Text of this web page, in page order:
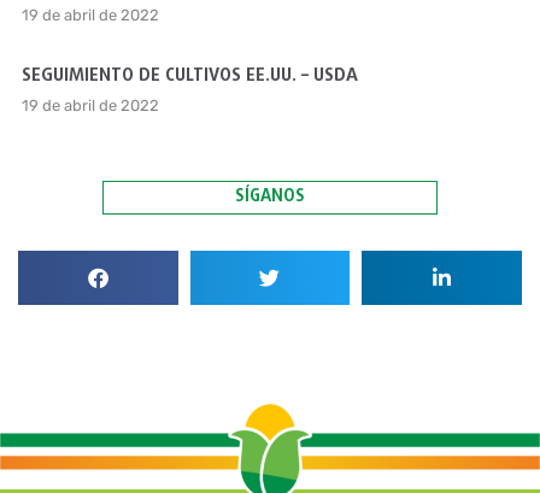
19 de abril de 2022
SEGUIMIENTO DE CULTIVOS EE.UU. – USDA
19 de abril de 2022
SÍGANOS